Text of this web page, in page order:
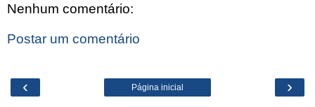
Nenhum comentário:
Postar um comentário
‹ ›
Página inicial